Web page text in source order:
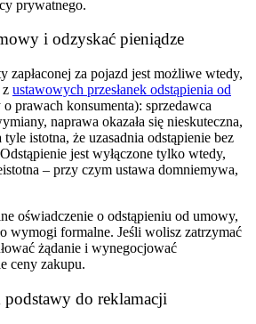
prywatnego.
i odzyskać pieniądze
zapłaconej za pojazd jest możliwe wtedy,
z ustawowych przesłanek odstąpienia od
prawach konsumenta): sprzedawca
naprawa okazała się nieskuteczna,
istotna, że uzasadnia odstąpienie bez
jest wyłączone tylko wtedy,
– przy czym ustawa domniemywa,
oświadczenie o odstąpieniu od umowy,
wymogi formalne. Jeśli wolisz zatrzymać
żądanie i wynegocjować
ceny zakupu.
do reklamacji